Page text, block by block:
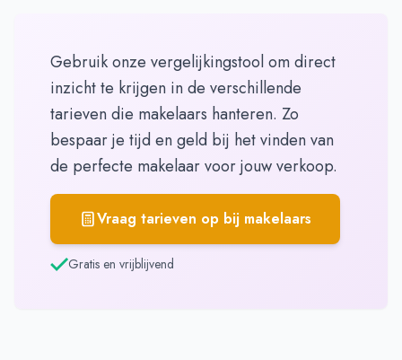
Gebruik onze vergelijkingstool om direct
inzicht te krijgen in de verschillende
tarieven die makelaars hanteren. Zo
bespaar je tijd en geld bij het vinden van
de perfecte makelaar voor jouw verkoop.
Vraag tarieven op bij makelaars
Gratis en vrijblijvend